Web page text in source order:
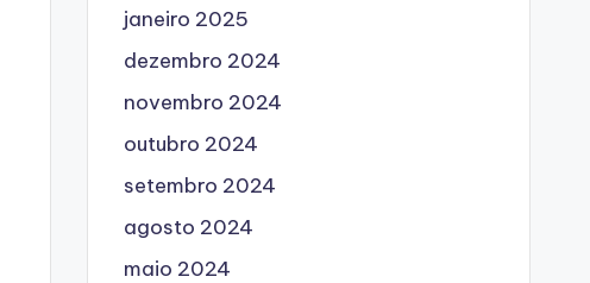
janeiro 2025
dezembro 2024
novembro 2024
outubro 2024
setembro 2024
agosto 2024
maio 2024